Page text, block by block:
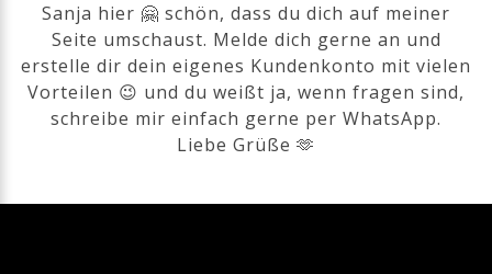
Sanja hier 🤗 schön, dass du dich auf meiner
Seite umschaust. Melde dich gerne an und
erstelle dir dein eigenes Kundenkonto mit vielen
Vorteilen 😉 und du weißt ja, wenn fragen sind,
schreibe mir einfach gerne per WhatsApp.
Liebe Grüße 🫶